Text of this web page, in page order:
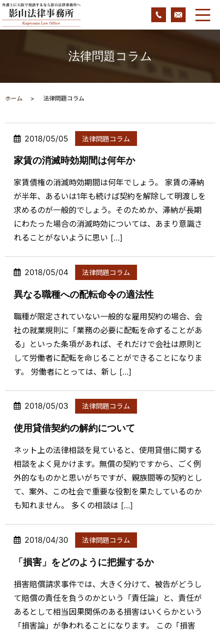
法律問題コラム
ホーム 法律問題コラム
2018/05/05 法律問題コラム
家賃の消滅時効期間は何年か
家賃債権の消滅時効期間は何年でしょう。 家賃の滞納
が半年、あるいは1年も続けば契約を解除して明渡しを
求めるのが一般的でしょう。そのためか、滞納が長期
にわたった場合の消滅時効については、あまり意識さ
れることがないように思い […]
2018/05/04 法律問題コラム
異なる職種への配転命令の適法性
職種が限定されていない一般的な雇用契約の場合、会
社の就業規則に「業務の必要に配転を命ずることがあ
る」といった条項があれば、それだけで会社は原則と
して労働者に配転を命じることができることになりま
す。 労働者にとっては、新し […]
2018/05/03 法律問題コラム
使用貸借契約の解約について
ネット上の法律相談を見ていると、使用貸借に関する
相談をよく見かけます。無償の契約ですから、ごく例
外的なものかと思いがちですが、親族間等の契約とし
て、案外、この社会で重要な役割を果たしているのか
も知れません。 多くの相談は […]
2018/04/30 法律問題コラム
「損害」をどのように把握するか
損害賠償請求事件では、大きく分けて、被告がどうし
て賠償の責任を負うのかという「責任論」と、責任が
あるとして相当因果関係のある損害はいくらかという
「損害論」が争われることになります。 この「損害